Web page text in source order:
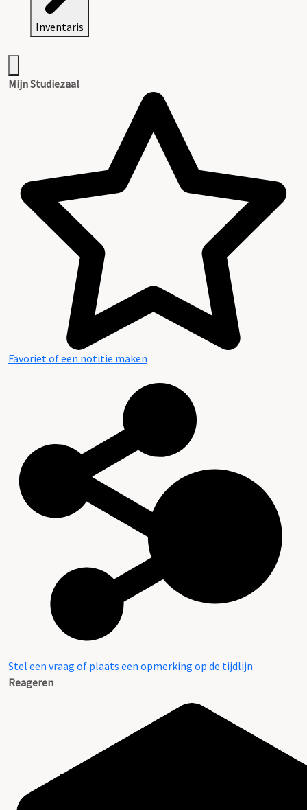
Inventaris
Mijn Studiezaal
Favoriet of een notitie maken
Stel een vraag of plaats een opmerking op de tijdlijn
Reageren